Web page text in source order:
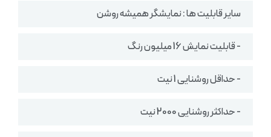
سایر قابلیت ها : نمایشگر همیشه روشن
- قابلیت نمایش 16 میلیون رنگ
- حداقل روشنایی 1 نیت
- حداکثر روشنایی 2000 نیت